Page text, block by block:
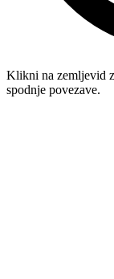
Klikni na zemljevid
spodnje povezave.